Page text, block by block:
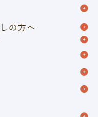
の方へ